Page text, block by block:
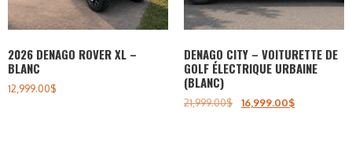
2026 DENAGO ROVER XL –
BLANC
12,999.00$
DENAGO CITY – VOITURETTE DE
GOLF ÉLECTRIQUE URBAINE
(BLANC)
21,999.00$ 16,999.00$